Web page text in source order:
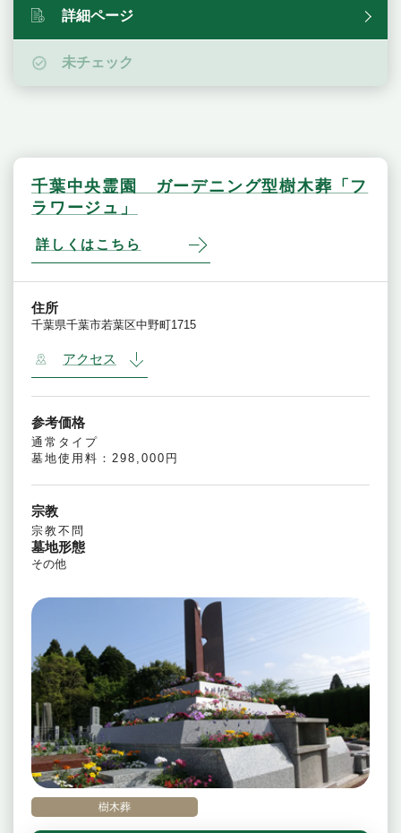
詳細ページ
未チェック
千葉中央霊園 ガーデニング型樹木葬「フ
ラワージュ」
詳しくはこちら
樹木葬
住所
千葉県千葉市若葉区中野町1715
アクセス
参考価格
通常タイプ
墓地使用料：298,000円
宗教
宗教不問
墓地形態
その他